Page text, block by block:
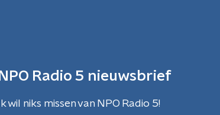
NPO Radio 5 nieuwsbrief
Ik wil niks missen van NPO Radio 5!